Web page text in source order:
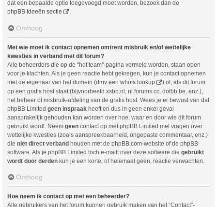
dat een bepaalde optie toegevoegd moet worden, bezoek dan de
phpBB Ideeën sectie
.
Omhoog
Met wie moet ik contact opnemen omtrent misbruik en/of wettelijke
kwesties in verband met dit forum?
Alle beheerders die op de "het team"-pagina vermeld worden, staan open
voor je klachten. Als je geen reactie hebt gekregen, kun je contact opnemen
met de eigenaar van het domein (dmv een whois lookup
) of, als dit forum
op een gratis host staat (bijvoorbeeld xsbb.nl, nl.forums.cc, dotbb.be, enz.),
het beheer of misbruik-afdeling van de gratis host. Wees je er bewust van dat
phpBB Limited geen inspraak heeft en dus in geen enkel geval
aansprakelijk gehouden kan worden over hoe, waar en door wie dit forum
gebruikt wordt. Neem geen contact op met phpBB Limited met vragen over
wettelijke kwesties (zoals aanspreekbaarheid, ongepaste commentaar, enz.)
die niet direct verband houden met de phpBB.com-website of de phpBB-
software. Als je phpBB Limited toch e-mailt over deze software die gebruikt
wordt door derden kun je een korte, of helemaal geen, reactie verwachten.
Omhoog
Hoe neem ik contact op met een beheerder?
Alle gebruikers van het forum kunnen gebruik maken van het “Contact”-